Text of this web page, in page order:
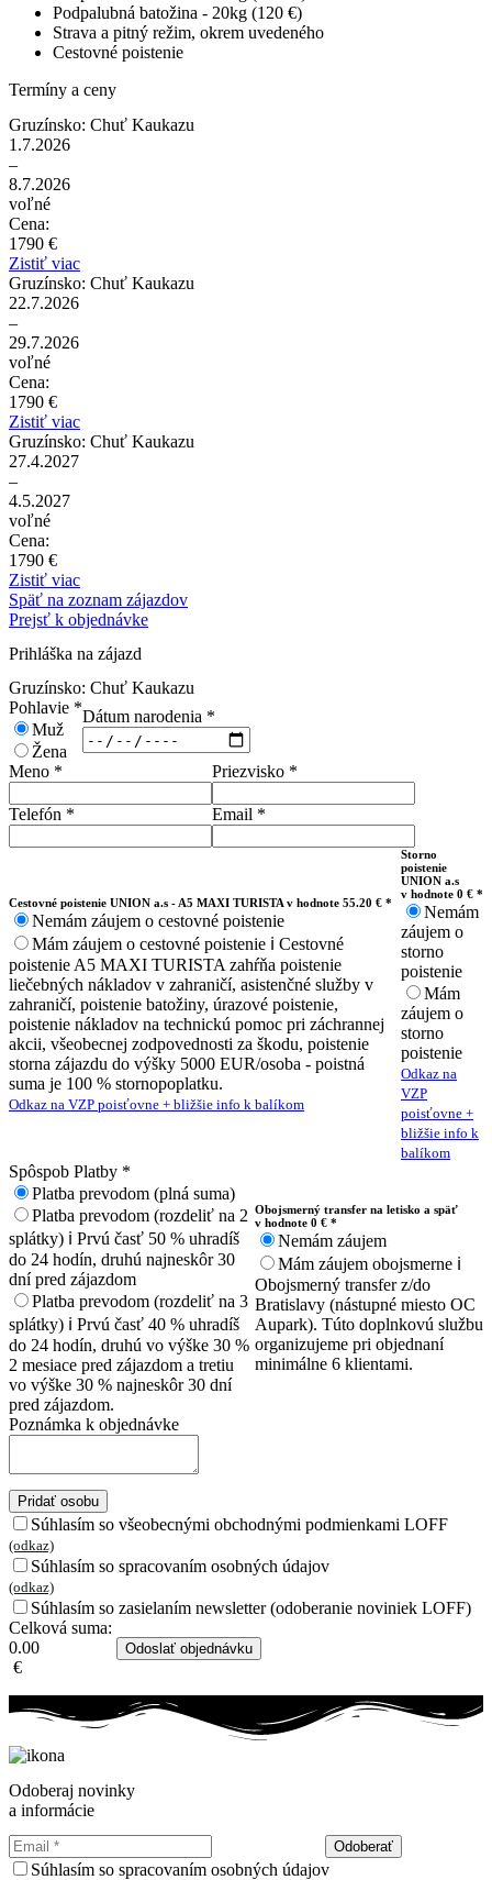
Podpalubná batožina - 20kg (120 €)
Strava a pitný režim, okrem uvedeného
Cestovné poistenie
Termíny a ceny
Gruzínsko: Chuť Kaukazu
1.7.2026
–
8.7.2026
voľné
Cena:
1790 €
Zistiť viac
Gruzínsko: Chuť Kaukazu
22.7.2026
–
29.7.2026
voľné
Cena:
1790 €
Zistiť viac
Gruzínsko: Chuť Kaukazu
27.4.2027
–
4.5.2027
voľné
Cena:
1790 €
Zistiť viac
Späť na zoznam zájazdov
Prejsť k objednávke
Prihláška na zájazd
Gruzínsko: Chuť Kaukazu
Pohlavie *
Muž
Žena
Dátum narodenia *
Meno * Priezvisko *
Telefón * Email *
Cestovné poistenie UNION a.s - A5 MAXI TURISTA v hodnote 55.20 € *
Nemám záujem o cestovné poistenie
Mám záujem o cestovné poistenie ℹ️ Cestovné
poistenie A5 MAXI TURISTA zahŕňa poistenie
liečebných nákladov v zahraničí, asistenčné služby v
zahraničí, poistenie batožiny, úrazové poistenie,
poistenie nákladov na technickú pomoc pri záchrannej
akcii, všeobecnej zodpovednosti za škodu, poistenie
storna zájazdu do výšky 5000 EUR/osoba - poistná
suma je 100 % stornopoplatku.
Odkaz na VZP poisťovne + bližšie info k balíkom
Storno
poistenie
UNION a.s
v hodnote 0 € *
Nemám
záujem o
storno
poistenie
Mám
záujem o
storno
poistenie
Odkaz na
VZP
poisťovne +
bližšie info k
balíkom
Spôspob Platby *
Platba prevodom (plná suma)
Platba prevodom (rozdeliť na 2
splátky) ℹ️ Prvú časť 50 % uhradíš
do 24 hodín, druhú najneskôr 30
dní pred zájazdom
Platba prevodom (rozdeliť na 3
splátky) ℹ️ Prvú časť 40 % uhradíš
do 24 hodín, druhú vo výške 30 %
2 mesiace pred zájazdom a tretiu
vo výške 30 % najneskôr 30 dní
pred zájazdom.
Obojsmerný transfer na letisko a späť
v hodnote 0 € *
Nemám záujem
Mám záujem obojsmerne ℹ️
Obojsmerný transfer z/do
Bratislavy (nástupné miesto OC
Aupark). Túto doplnkovú službu
organizujeme pri objednaní
minimálne 6 klientami.
Poznámka k objednávke
Pridať osobu
Súhlasím so všeobecnými obchodnými podmienkami LOFF
(odkaz)
Súhlasím so spracovaním osobných údajov
(odkaz)
Súhlasím so zasielaním newsletter (odoberanie noviniek LOFF)
Celková suma:
0.00
€
Odoslať objednávku
Odoberaj novinky
a informácie
Odoberať
Súhlasím so spracovaním osobných údajov